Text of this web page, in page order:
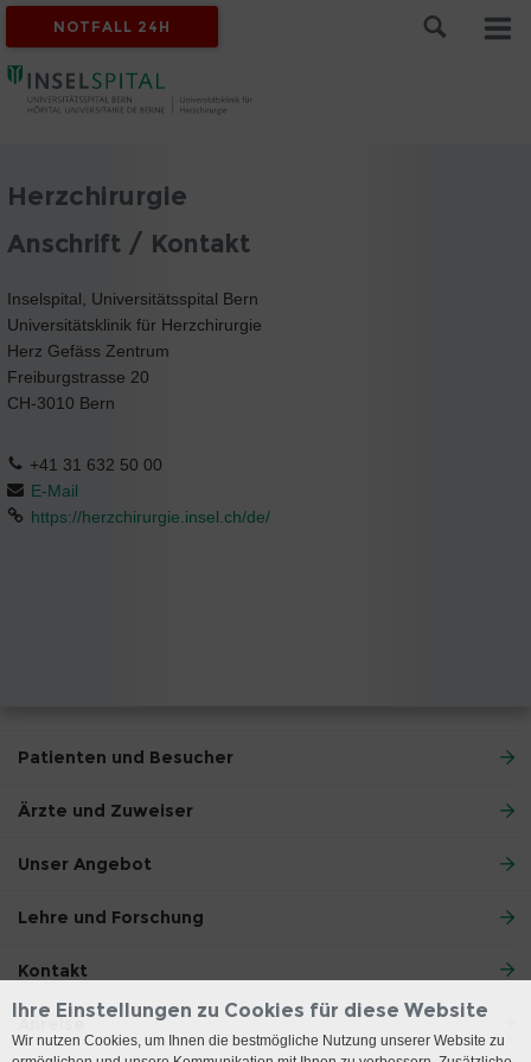
NOTFALL 24H
Herzchirurgie
Anschrift / Kontakt
Inselspital, Universitätsspital Bern
Universitätsklinik für Herzchirurgie
Herz Gefäss Zentrum
Freiburgstrasse 20
CH-3010 Bern
+41 31 632 50 00
E-Mail
https://herzchirurgie.insel.ch/de/
Patienten und Besucher
Ärzte und Zuweiser
Unser Angebot
Lehre und Forschung
Kontakt
Anreise
Ihre Einstellungen zu Cookies für diese Website
Wir nutzen Cookies, um Ihnen die bestmögliche Nutzung unserer Website zu